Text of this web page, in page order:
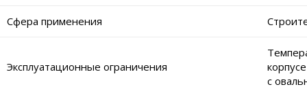
Сфера применения
Эксплуатационные ограничения
с